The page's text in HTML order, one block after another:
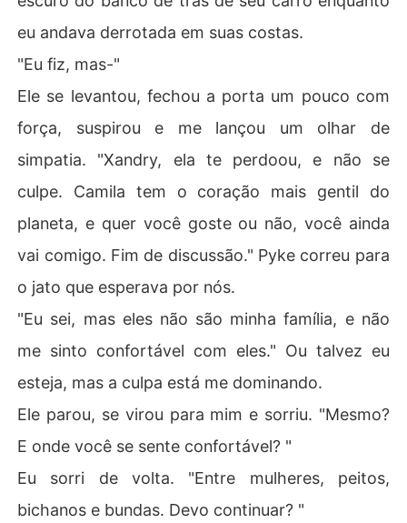
eu andava derrotada em suas costas.
"Eu fiz, mas-"
Ele se levantou, fechou a porta um pouco com
força, suspirou e me lançou um olhar de
simpatia. "Xandry, ela te perdoou, e não se
culpe. Camila tem o coração mais gentil do
planeta, e quer você goste ou não, você ainda
vai comigo. Fim de discussão." Pyke correu para
o jato que esperava por nós.
"Eu sei, mas eles não são minha família, e não
me sinto confortável com eles." Ou talvez eu
esteja, mas a culpa está me dominando.
Ele parou, se virou para mim e sorriu. "Mesmo?
E onde você se sente confortável? "
Eu sorri de volta. "Entre mulheres, peitos,
bichanos e bundas. Devo continuar? "